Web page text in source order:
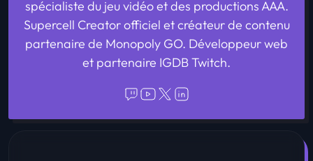
spécialiste du jeu vidéo et des productions AAA.
Supercell Creator officiel et créateur de contenu
partenaire de Monopoly GO. Développeur web
et partenaire IGDB Twitch.